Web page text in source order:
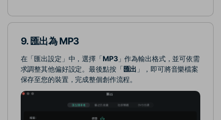
9. 匯出為 MP3
在「匯出設定」中，選擇「MP3」作為輸出格式，並可依需
求調整其他偏好設定。最後點按「匯出 」，即可將音樂檔案
保存至您的裝置，完成整個創作流程。